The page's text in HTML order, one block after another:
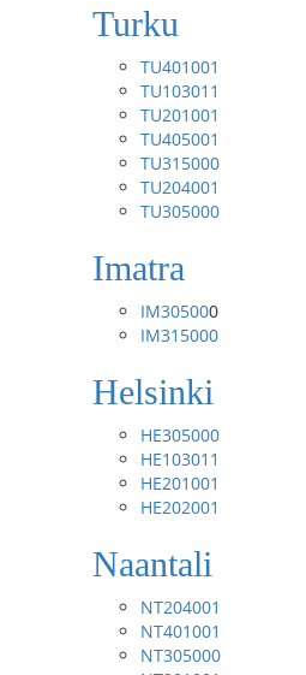
Turku
TU401001
TU103011
TU201001
TU405001
TU315000
TU204001
TU305000
Imatra
IM305000
IM315000
Helsinki
HE305000
HE103011
HE201001
HE202001
Naantali
NT204001
NT401001
NT305000